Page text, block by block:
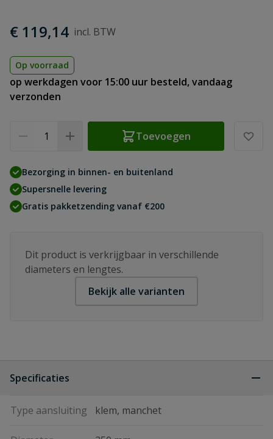
€ 119,14
Op voorraad
op werkdagen voor 15:00 uur besteld, vandaag
verzonden
Toevoegen
Bezorging in binnen- en buitenland
Supersnelle levering
Gratis pakketzending vanaf €200
Dit product is verkrijgbaar in verschillende
diameters en lengtes.
Bekijk alle varianten
Specificaties
Type aansluiting klem, manchet